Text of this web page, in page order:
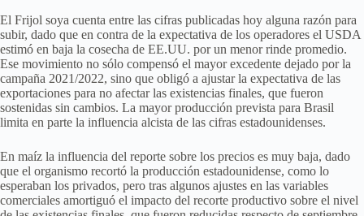
El Frijol soya cuenta entre las cifras publicadas hoy alguna razón para
subir, dado que en contra de la expectativa de los operadores el USDA
estimó en baja la cosecha de EE.UU. por un menor rinde promedio.
Ese movimiento no sólo compensó el mayor excedente dejado por la
campaña 2021/2022, sino que obligó a ajustar la expectativa de las
exportaciones para no afectar las existencias finales, que fueron
sostenidas sin cambios. La mayor producción prevista para Brasil
limita en parte la influencia alcista de las cifras estadounidenses.
En maíz la influencia del reporte sobre los precios es muy baja, dado
que el organismo recortó la producción estadounidense, como lo
esperaban los privados, pero tras algunos ajustes en las variables
comerciales amortiguó el impacto del recorte productivo sobre el nivel